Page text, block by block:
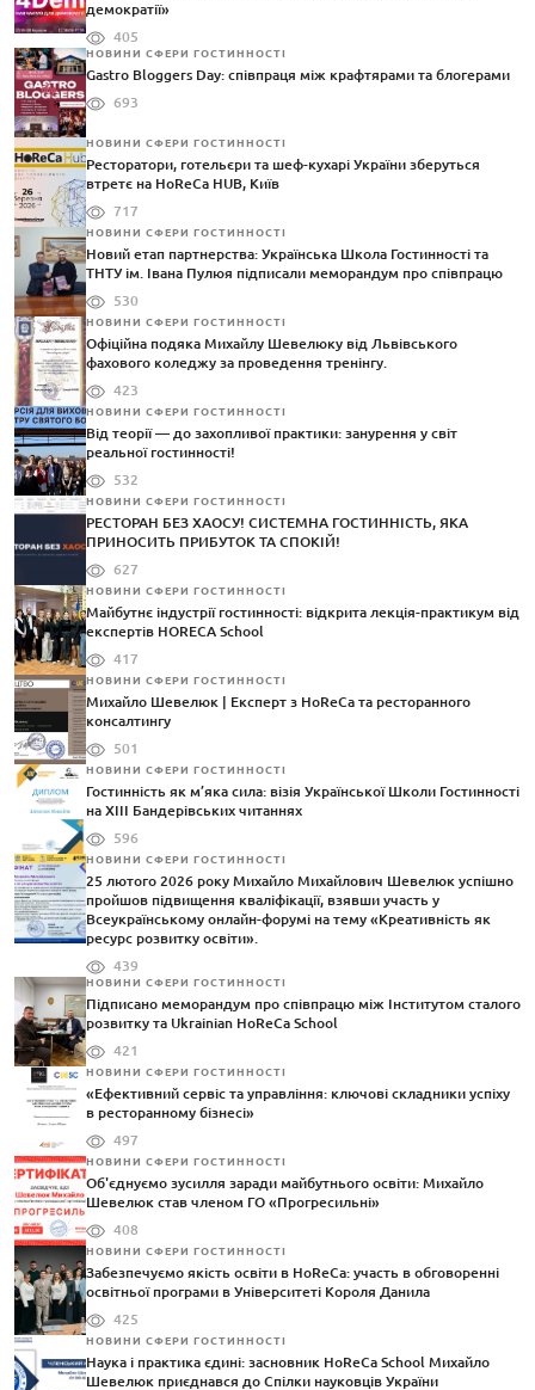
демократії»
405
НОВИНИ СФЕРИ ГОСТИННОСТІ
Gastro Bloggers Day: співпраця між крафтярами та блогерами
693
НОВИНИ СФЕРИ ГОСТИННОСТІ
Ресторатори, готельєри та шеф-кухарі України зберуться
втретє на HoReCa HUB, Київ
717
НОВИНИ СФЕРИ ГОСТИННОСТІ
Новий етап партнерства: Українська Школа Гостинності та
ТНТУ ім. Івана Пулюя підписали меморандум про співпрацю
530
НОВИНИ СФЕРИ ГОСТИННОСТІ
Офіційна подяка Михайлу Шевелюку від Львівського
фахового коледжу за проведення тренінгу.
423
НОВИНИ СФЕРИ ГОСТИННОСТІ
Від теорії — до захопливої практики: занурення у світ
реальної гостинності!
532
НОВИНИ СФЕРИ ГОСТИННОСТІ
РЕСТОРАН БЕЗ ХАОСУ! СИСТЕМНА ГОСТИННІСТЬ, ЯКА
ПРИНОСИТЬ ПРИБУТОК ТА СПОКІЙ!
627
НОВИНИ СФЕРИ ГОСТИННОСТІ
Майбутнє індустрії гостинності: відкрита лекція-практикум від
експертів HORECA School
417
НОВИНИ СФЕРИ ГОСТИННОСТІ
Михайло Шевелюк | Експерт з HoReCa та ресторанного
консалтингу
501
НОВИНИ СФЕРИ ГОСТИННОСТІ
Гостинність як м’яка сила: візія Української Школи Гостинності
на XIII Бандерівських читаннях
596
НОВИНИ СФЕРИ ГОСТИННОСТІ
25 лютого 2026 року Михайло Михайлович Шевелюк успішно
пройшов підвищення кваліфікації, взявши участь у
Всеукраїнському онлайн-форумі на тему «Креативність як
ресурс розвитку освіти».
439
НОВИНИ СФЕРИ ГОСТИННОСТІ
Підписано меморандум про співпрацю між Інститутом сталого
розвитку та Ukrainian HoReCa School
421
НОВИНИ СФЕРИ ГОСТИННОСТІ
«Ефективний сервіс та управління: ключові складники успіху
в ресторанному бізнесі»
497
НОВИНИ СФЕРИ ГОСТИННОСТІ
Об'єднуємо зусилля заради майбутнього освіти: Михайло
Шевелюк став членом ГО «Прогресильні»
408
НОВИНИ СФЕРИ ГОСТИННОСТІ
Забезпечуємо якість освіти в HoReCa: участь в обговоренні
освітньої програми в Університеті Короля Данила
425
НОВИНИ СФЕРИ ГОСТИННОСТІ
Наука і практика єдині: засновник HoReCa School Михайло
Шевелюк приєднався до Спілки науковців України